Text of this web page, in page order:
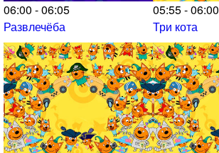
06:00 - 06:05
Развлечёба
05:55 - 06:00
Три кота